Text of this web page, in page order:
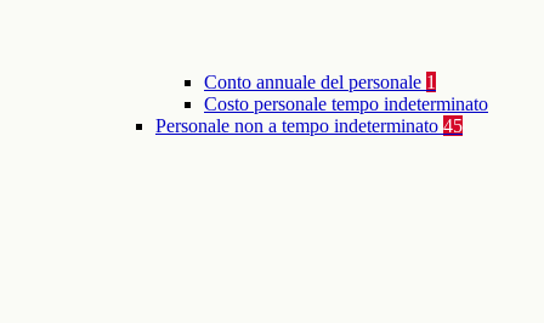
Conto annuale del personale 1
Costo personale tempo indeterminato
Personale non a tempo indeterminato 45